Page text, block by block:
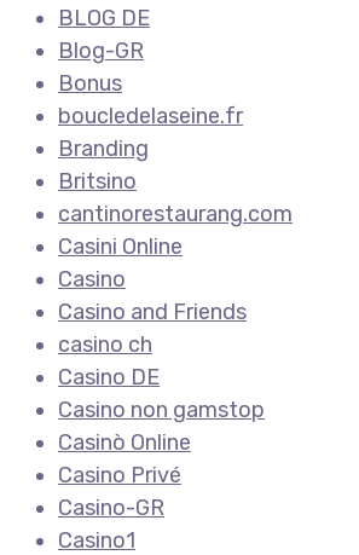
BLOG DE
Blog-GR
Bonus
boucledelaseine.fr
Branding
Britsino
cantinorestaurang.com
Casini Online
Casino
Casino and Friends
casino ch
Casino DE
Casino non gamstop
Casinò Online
Casino Privé
Casino-GR
Casino1